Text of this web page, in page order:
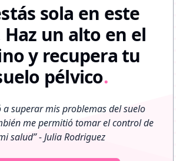
sola en este
un alto en el
y recupera tu
pélvico.
a superar mis problemas del suelo
me permitió tomar el control de
salud”- Julia Rodriguez